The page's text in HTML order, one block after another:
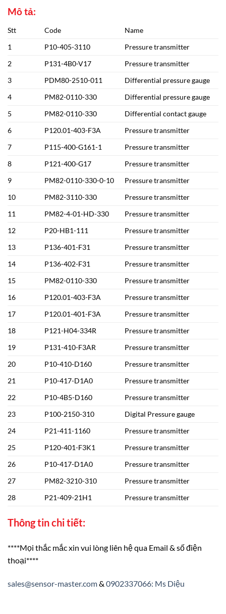
Mô tả:
Stt Code
Name
1
P10-405-3110
Pressure transmitter
2
P131-4B0-V17
Pressure transmitter
3
PDM80-2510-011
Differential pressure gauge
4
PM82-0110-330
Differential pressure gauge
5
PM82-0110-330
Differential contact gauge
6
P120.01-403-F3A
Pressure transmitter
7
P115-400-G161-1
Pressure transmitter
8
P121-400-G17
Pressure transmitter
9
PM82-0110-330-0-10
Pressure transmitter
10
PM82-3110-330
Pressure transmitter
11
PM82-4-01-HD-330
Pressure transmitter
12
P20-HB1-111
Pressure transmitter
13
P136-401-F31
Pressure transmitter
14
P136-402-F31
Pressure transmitter
15
PM82-0110-330
Pressure transmitter
16
P120.01-403-F3A
Pressure transmitter
17
P120.01-401-F3A
Pressure transmitter
18
P121-H04-334R
Pressure transmitter
19
P131-410-F3AR
Pressure transmitter
20
P10-410-D160
Pressure transmitter
21
P10-417-D1A0
Pressure transmitter
22
P10-4B5-D160
Pressure transmitter
23
P100-2150-310
Digital Pressure gauge
24
P21-411-1160
Pressure transmitter
25
P120-401-F3K1
Pressure transmitter
26
P10-417-D1A0
Pressure transmitter
27
PM82-3210-310
Pressure transmitter
28
P21-409-21H1 Pressure transmitter
Thông tin chi tiết:
****Mọi thắc mắc xin vui lòng liên hệ qua Email & số điện
thoại****
sales@sensor-master.com& 0902337066: Ms Diệu